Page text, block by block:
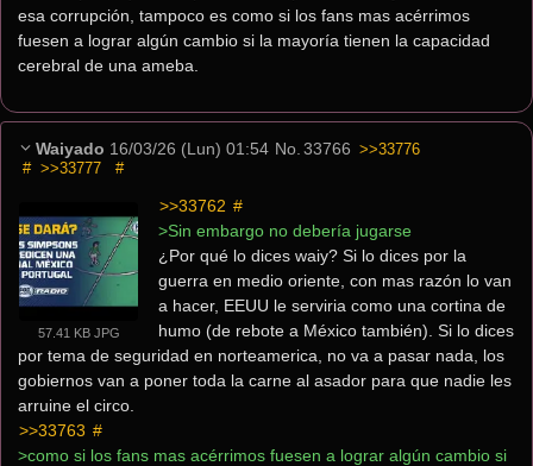
esa corrupción, tampoco es como si los fans mas acérrimos
fuesen a lograr algún cambio si la mayoría tienen la capacidad
cerebral de una ameba.
Waiyado 16/03/26 (Lun) 01:54 No. 33766 >>33776
# >>33777 #
57.41 KB JPG
>>33762 #
>Sin embargo no debería jugarse
¿Por qué lo dices waiy? Si lo dices por la
guerra en medio oriente, con mas razón lo van
a hacer, EEUU le serviria como una cortina de
humo (de rebote a México también). Si lo dices
por tema de seguridad en norteamerica, no va a pasar nada, los
gobiernos van a poner toda la carne al asador para que nadie les
arruine el circo.
>>33763 #
>como si los fans mas acérrimos fuesen a lograr algún cambio si